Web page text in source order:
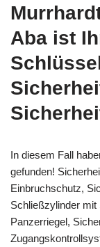
Aba ist
In diesem Fall
gefunden!
Einbruchschutz,
Schließzylinder mit
Panzerriegel,